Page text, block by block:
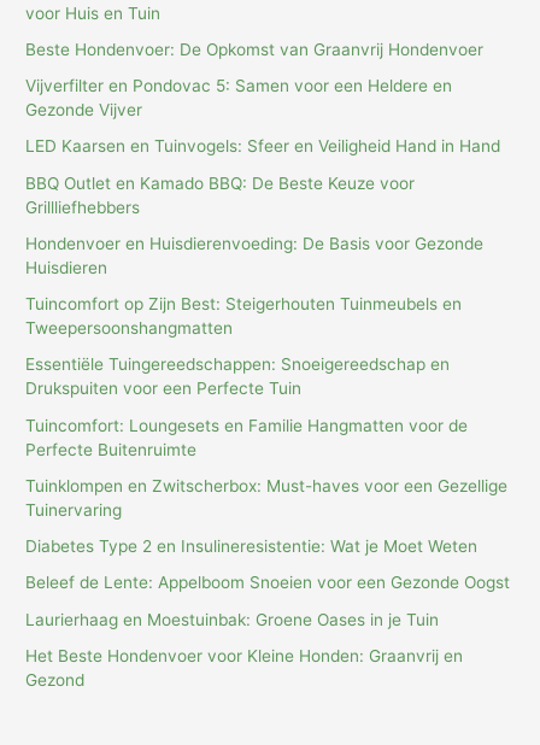
voor Huis en Tuin
Beste Hondenvoer: De Opkomst van Graanvrij Hondenvoer
Vijverfilter en Pondovac 5: Samen voor een Heldere en
Gezonde Vijver
LED Kaarsen en Tuinvogels: Sfeer en Veiligheid Hand in Hand
BBQ Outlet en Kamado BBQ: De Beste Keuze voor
Grillliefhebbers
Hondenvoer en Huisdierenvoeding: De Basis voor Gezonde
Huisdieren
Tuincomfort op Zijn Best: Steigerhouten Tuinmeubels en
Tweepersoonshangmatten
Essentiële Tuingereedschappen: Snoeigereedschap en
Drukspuiten voor een Perfecte Tuin
Tuincomfort: Loungesets en Familie Hangmatten voor de
Perfecte Buitenruimte
Tuinklompen en Zwitscherbox: Must-haves voor een Gezellige
Tuinervaring
Diabetes Type 2 en Insulineresistentie: Wat je Moet Weten
Beleef de Lente: Appelboom Snoeien voor een Gezonde Oogst
Laurierhaag en Moestuinbak: Groene Oases in je Tuin
Het Beste Hondenvoer voor Kleine Honden: Graanvrij en
Gezond